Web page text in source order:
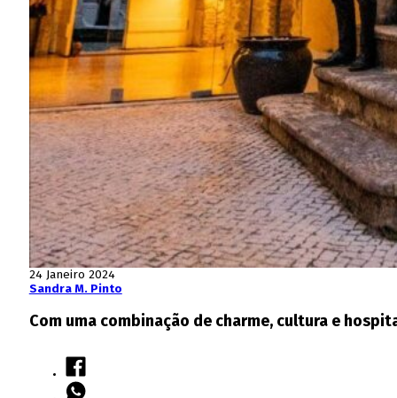
24 Janeiro 2024
Sandra M. Pinto
Com uma combinação de charme, cultura e